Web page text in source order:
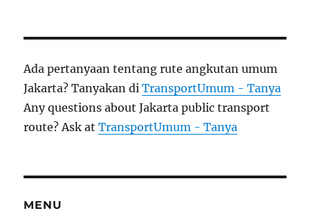
Ada pertanyaan tentang rute angkutan umum
Jakarta? Tanyakan diTransportUmum - Tanya
Any questions about Jakarta public transport
route? Ask atTransportUmum - Tanya
MENU